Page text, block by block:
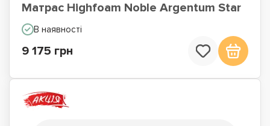
Матрас Highfoam Noble Argentum Star
В наявності
9 175 грн